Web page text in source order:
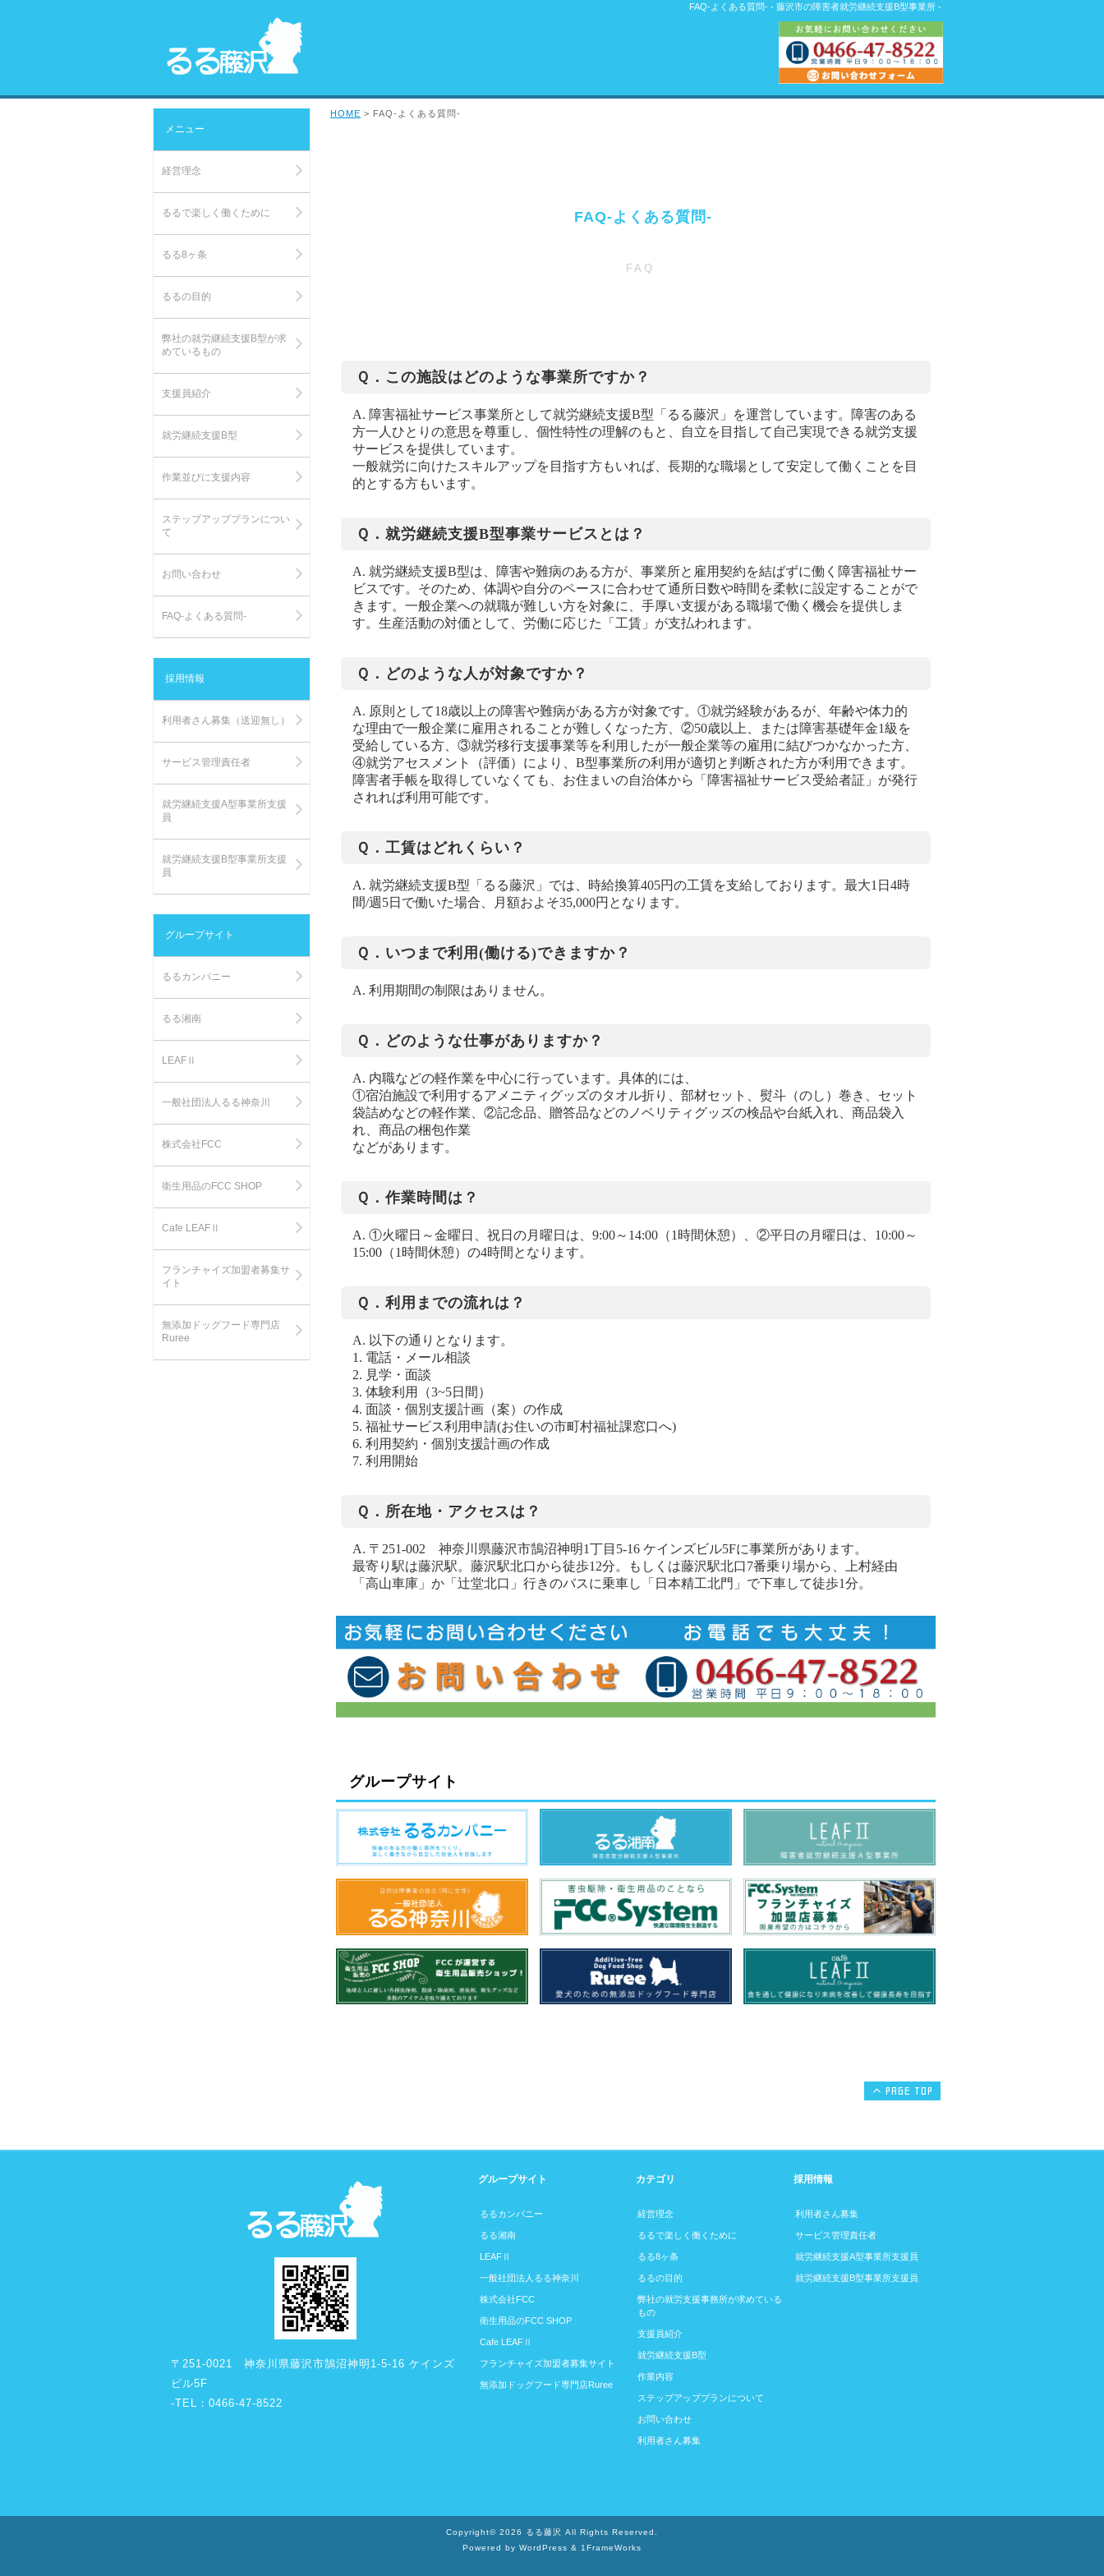
FAQ-よくある質問- - 藤沢市の障害者就労継続支援B型事業所 -
HOME > FAQ-よくある質問-
FAQ-よくある質問-
FAQ
Ｑ．この施設はどのような事業所ですか？
A. 障害福祉サービス事業所として就労継続支援B型「るる藤沢」を運営しています。障害のある
方一人ひとりの意思を尊重し、個性特性の理解のもと、自立を目指して自己実現できる就労支援
サービスを提供しています。
一般就労に向けたスキルアップを目指す方もいれば、長期的な職場として安定して働くことを目
的とする方もいます。
Ｑ．就労継続支援B型事業サービスとは？
A. 就労継続支援B型は、障害や難病のある方が、事業所と雇用契約を結ばずに働く障害福祉サー
ビスです。そのため、体調や自分のペースに合わせて通所日数や時間を柔軟に設定することがで
きます。一般企業への就職が難しい方を対象に、手厚い支援がある職場で働く機会を提供しま
す。生産活動の対価として、労働に応じた「工賃」が支払われます。
Ｑ．どのような人が対象ですか？
A. 原則として18歳以上の障害や難病がある方が対象です。①就労経験があるが、年齢や体力的
な理由で一般企業に雇用されることが難しくなった方、②50歳以上、または障害基礎年金1級を
受給している方、③就労移行支援事業等を利用したが一般企業等の雇用に結びつかなかった方、
④就労アセスメント（評価）により、B型事業所の利用が適切と判断された方が利用できます。
障害者手帳を取得していなくても、お住まいの自治体から「障害福祉サービス受給者証」が発行
されれば利用可能です。
Ｑ．工賃はどれくらい？
A. 就労継続支援B型「るる藤沢」では、時給換算405円の工賃を支給しております。最大1日4時
間/週5日で働いた場合、月額およそ35,000円となります。
Ｑ．いつまで利用(働ける)できますか？
A. 利用期間の制限はありません。
Ｑ．どのような仕事がありますか？
A. 内職などの軽作業を中心に行っています。具体的には、
①宿泊施設で利用するアメニティグッズのタオル折り、部材セット、熨斗（のし）巻き、セット
袋詰めなどの軽作業、②記念品、贈答品などのノベリティグッズの検品や台紙入れ、商品袋入
れ、商品の梱包作業
などがあります。
Ｑ．作業時間は？
A. ①火曜日～金曜日、祝日の月曜日は、9:00～14:00（1時間休憩）、②平日の月曜日は、10:00～
15:00（1時間休憩）の4時間となります。
Ｑ．利用までの流れは？
A. 以下の通りとなります。
1. 電話・メール相談
2. 見学・面談
3. 体験利用（3~5日間）
4. 面談・個別支援計画（案）の作成
5. 福祉サービス利用申請(お住いの市町村福祉課窓口へ)
6. 利用契約・個別支援計画の作成
7. 利用開始
Ｑ．所在地・アクセスは？
A. 〒251-002 神奈川県藤沢市鵠沼神明1丁目5-16 ケインズビル5Fに事業所があります。
最寄り駅は藤沢駅。藤沢駅北口から徒歩12分。もしくは藤沢駅北口7番乗り場から、上村経由
「高山車庫」か「辻堂北口」行きのバスに乗車し「日本精工北門」で下車して徒歩1分。
グループサイト
PAGE TOP
メニュー
経営理念
るるで楽しく働くために
るる8ヶ条
るるの目的
弊社の就労継続支援B型が求
めているもの
支援員紹介
就労継続支援B型
作業並びに支援内容
ステップアッププランについ
て
お問い合わせ
FAQ-よくある質問-
採用情報
利用者さん募集（送迎無し）
サービス管理責任者
就労継続支援A型事業所支援
員
就労継続支援B型事業所支援
員
グループサイト
るるカンパニー
るる湘南
LEAFⅡ
一般社団法人るる神奈川
株式会社FCC
衛生用品のFCC SHOP
Cafe LEAFⅡ
フランチャイズ加盟者募集サ
イト
無添加ドッグフード専門店
Ruree
〒251-0021 神奈川県藤沢市鵠沼神明1-5-16 ケインズ
ビル5F
-TEL：0466-47-8522
グループサイト
るるカンパニー
るる湘南
LEAFⅡ
一般社団法人るる神奈川
株式会社FCC
衛生用品のFCC SHOP
Cafe LEAFⅡ
フランチャイズ加盟者募集サイト
無添加ドッグフード専門店Ruree
カテゴリ
経営理念
るるで楽しく働くために
るる8ヶ条
るるの目的
弊社の就労支援事務所が求めている
もの
支援員紹介
就労継続支援B型
作業内容
ステップアッププランについて
お問い合わせ
利用者さん募集
採用情報
利用者さん募集
サービス管理責任者
就労継続支援A型事業所支援員
就労継続支援B型事業所支援員
Copyright© 2026 るる藤沢 All Rights Reserved.
Powered by WordPress & 1FrameWorks